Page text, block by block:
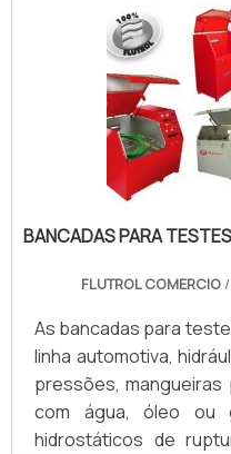
qualidade do
ADICIONAIS SOBRE O
válido destacar, pelo
de válvulas
pelo mercado..
BANCADAS PARA
FLUTROL COMERCIO
As bancadas para
linha automotiva,
pressões,
com água, óleo ou
hidrostáticos de